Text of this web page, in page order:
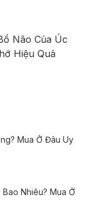
Não Của Úc
Hiệu Quả
Mua Ở Đâu Uy
Nhiêu? Mua Ở